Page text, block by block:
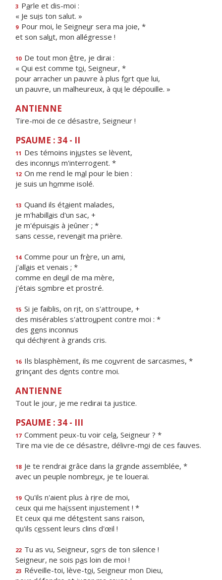
3 Parle et dis-moi :
« Je suis ton salut. »
9 Pour moi, le Seigneur sera ma joie, *
et son salut, mon allégresse !
10 De tout mon être, je dirai :
« Qui est comme toi, Seigneur, *
pour arracher un pauvre à plus fort que lui,
un pauvre, un malheureux, à qui le dépouille. »
ANTIENNE
Tire-moi de ce désastre, Seigneur !
PSAUME : 34 - II
11 Des témoins injustes se lèvent,
des inconnus m'interrogent. *
12 On me rend le mal pour le bien :
je suis un homme isolé.
13 Quand ils étaient malades,
je m'habillais d'un sac, +
je m'épuisais à jeûner ; *
sans cesse, revenait ma prière.
14 Comme pour un frère, un ami,
j'allais et venais ; *
comme en deuil de ma mère,
j'étais sombre et prostré.
15 Si je faiblis, on rit, on s'attroupe, +
des misérables s'attroupent contre moi : *
des gens inconnus
qui déchirent à grands cris.
16 Ils blasphèment, ils me couvrent de sarcasmes, *
grinçant des dents contre moi.
ANTIENNE
Tout le jour, je me redirai ta justice.
PSAUME : 34 - III
17 Comment peux-tu voir cela, Seigneur ? *
Tire ma vie de ce désastre, délivre-moi de ces fauves.
18 Je te rendrai grâce dans la grande assemblée, *
avec un peuple nombreux, je te louerai.
19 Qu'ils n'aient plus à rire de moi,
ceux qui me haïssent injustement ! *
Et ceux qui me détestent sans raison,
qu'ils cessent leurs clins d'œil !
22 Tu as vu, Seigneur, sors de ton silence !
Seigneur, ne sois pas loin de moi !
23 Réveille-toi, lève-toi, Seigneur mon Dieu,